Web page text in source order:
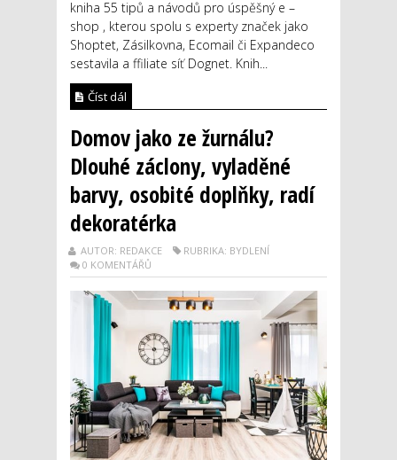
kniha 55 tipů a návodů pro úspěšný e –
shop , kterou spolu s experty značek jako
Shoptet, Zásilkovna, Ecomail či Expandeco
sestavila a ffiliate síť Dognet. Knih...
Číst dál
Domov jako ze žurnálu?
Dlouhé záclony, vyladěné
barvy, osobité doplňky, radí
dekoratérka
AUTOR: REDAKCE
RUBRIKA: BYDLENÍ
0 KOMENTÁŘŮ